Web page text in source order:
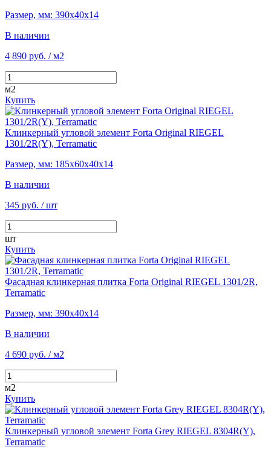
Размер, мм: 390х40х14
В наличии
4 890 руб. / м2
м2
Купить
Клинкерный угловой элемент Forta Original RIEGEL
1301/2R(Y), Terramatic
Размер, мм: 185х60х40х14
В наличии
345 руб. / шт
шт
Купить
Фасадная клинкерная плитка Forta Original RIEGEL 1301/2R,
Terramatic
Размер, мм: 390х40х14
В наличии
4 690 руб. / м2
м2
Купить
Клинкерный угловой элемент Forta Grey RIEGEL 8304R(Y),
Terramatic